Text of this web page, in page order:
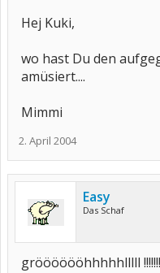
Hej Kuki,
wo hast Du den
amüsiert....
Mimmi
2. April 2004
Easy
Das Schaf
grööööööhhhhhlllll